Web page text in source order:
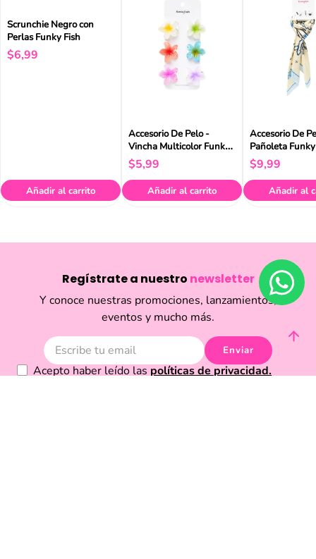
Scrunchie Negro con
Perlas Funky Fish
$6,99
Añadir al carrito
Accesorio De Pelo -
Vincha Multicolor Funky
Fish
$5,99
Añadir al carrito
Accesorio De
Pañoleta
$9,99
Añadir al
Regístrate a nuestro newsletter
Y conoce nuestras promociones, lanzamientos,
eventos y mucho más.
Enviar
Acepto haber leído las políticas de privacidad.